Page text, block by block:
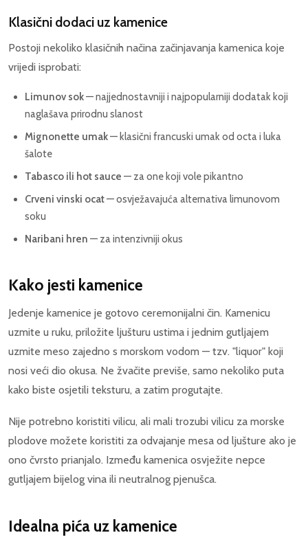
Klasični dodaci uz kamenice
Postoji nekoliko klasičnih načina začinjavanja kamenica koje
vrijedi isprobati:
Limunov sok— najjednostavniji i najpopularniji dodatak koji
naglašava prirodnu slanost
Mignonette umak— klasični francuski umak od octa i luka
šalote
Tabasco ili hot sauce — za one koji vole pikantno
Crveni vinski ocat— osvježavajuća alternativa limunovom
soku
Naribani hren — za intenzivniji okus
Kako jesti kamenice
Jedenje kamenice je gotovo ceremonijalni čin. Kamenicu
uzmite u ruku, priložite ljušturu ustima i jednim gutljajem
uzmite meso zajedno s morskom vodom — tzv. "liquor" koji
nosi veći dio okusa. Ne žvačite previše, samo nekoliko puta
kako biste osjetili teksturu, a zatim progutajte.
Nije potrebno koristiti vilicu, ali mali trozubi vilicu za morske
plodove možete koristiti za odvajanje mesa od ljušture ako je
ono čvrsto prianjalo. Između kamenica osvježite nepce
gutljajem bijelog vina ili neutralnog pjenušca.
Idealna pića uz kamenice